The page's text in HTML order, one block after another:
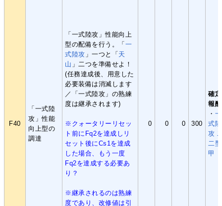
F40
「一式陸
攻」性能
向上型の
調達
「一式陸攻」性能向上
型の配備を行う。「一
式陸攻 」一つと「天
山 」二つを準備せよ！
(任務達成後、用意した
必要装備は消滅します
／「一式陸攻」の熟練
度は継承されます)
※クォータリーリセッ
ト前にFq2を達成しリ
セット後にCs1を達成
した場合、もう一度
Fq2を達成する必要あ
り？
※継承されるのは熟練
度であり、改修値は引
0 0 0 300
確定
報酬
・ 一
式陸
攻
二型
甲